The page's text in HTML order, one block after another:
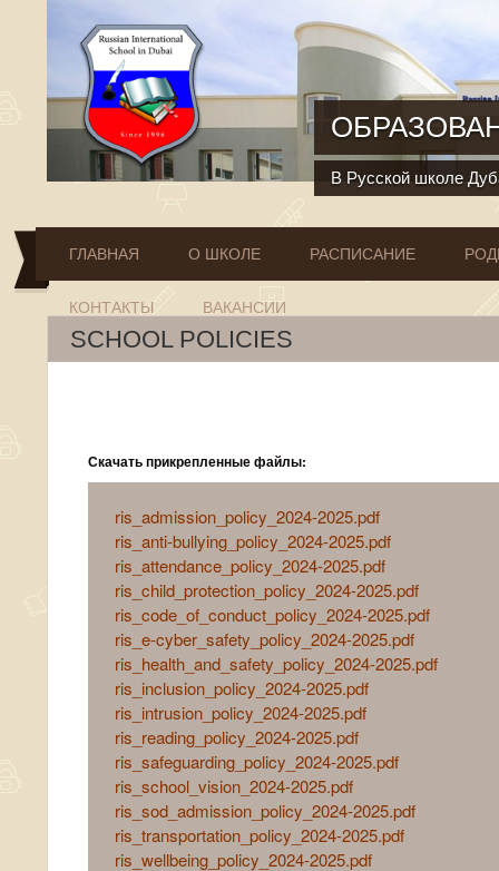
В Русской школе
ГЛАВНАЯ О ШКОЛЕ РАСПИСАНИЕ
КОНТАКТЫ ВАКАНСИИ
SCHOOL POLICIES
Скачать прикрепленные файлы:
ris_admission_policy_2024-2025.pdf
ris_anti-bullying_policy_2024-2025.pdf
ris_attendance_policy_2024-2025.pdf
ris_child_protection_policy_2024-2025.pdf
ris_code_of_conduct_policy_2024-2025.pdf
ris_e-cyber_safety_policy_2024-2025.pdf
ris_health_and_safety_policy_2024-2025.pdf
ris_inclusion_policy_2024-2025.pdf
ris_intrusion_policy_2024-2025.pdf
ris_reading_policy_2024-2025.pdf
ris_safeguarding_policy_2024-2025.pdf
ris_school_vision_2024-2025.pdf
ris_sod_admission_policy_2024-2025.pdf
ris_transportation_policy_2024-2025.pdf
ris_wellbeing_policy_2024-2025.pdf